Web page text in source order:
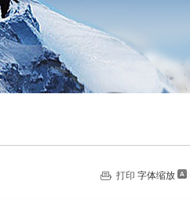
打印 字体缩放